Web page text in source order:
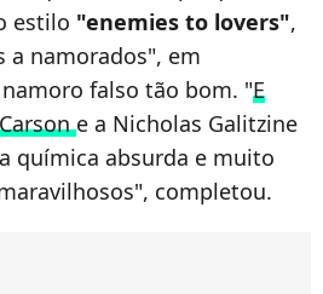
estilo "enemies to lovers",
namorados", em
falso tão bom. "E
e a Nicholas Galitzine
química absurda e muito
completou.